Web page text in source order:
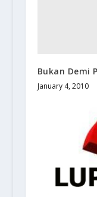
Bukan Demi
January 4, 2010